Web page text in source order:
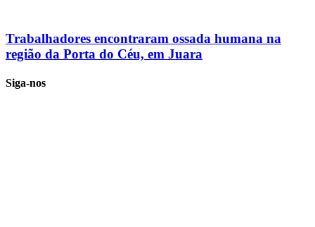
Trabalhadores encontraram ossada humana na
região da Porta do Céu, em Juara
Siga-nos